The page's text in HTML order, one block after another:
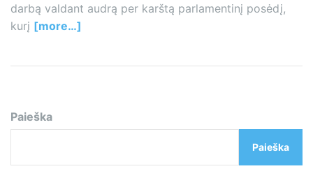
darbą valdant audrą per karštą parlamentinį posėdį,
kurį [more…]
Paieška
Paieška